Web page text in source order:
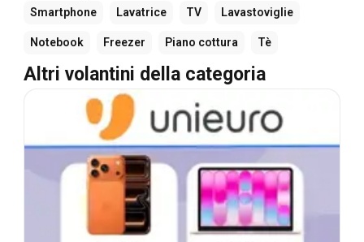
Smartphone Lavatrice TV Lavastoviglie
Notebook Freezer Piano cottura Tè
Altri volantini della categoria